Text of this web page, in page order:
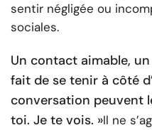
sentir négligée ou
sociales.
Un contact aimable,
fait de se tenir à côté
conversation peuvent
toi. Je te vois. »Il ne